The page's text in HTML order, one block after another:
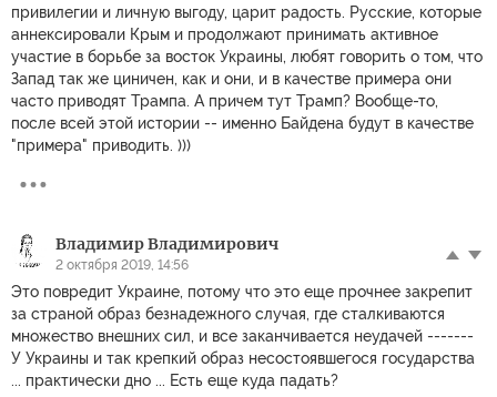
привилегии и личную выгоду, царит радость. Русские, которые
аннексировали Крым и продолжают принимать активное
участие в борьбе за восток Украины, любят говорить о том, что
Запад так же циничен, как и они, и в качестве примера они
часто приводят Трампа. А причем тут Трамп? Вообще-то,
после всей этой истории -- именно Байдена будут в качестве
"примера" приводить. )))
Владимир Владимирович
2 октября 2019, 14:56
Это повредит Украине, потому что это еще прочнее закрепит
за страной образ безнадежного случая, где сталкиваются
множество внешних сил, и все заканчивается неудачей -------
У Украины и так крепкий образ несостоявшегося государства
... практически дно ... Есть еще куда падать?